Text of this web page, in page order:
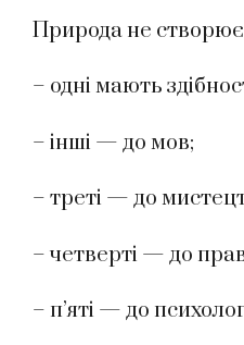
Природа не створює
– одні мають
– інші — до мов;
– треті — до
– четверті — до
– п’яті — до